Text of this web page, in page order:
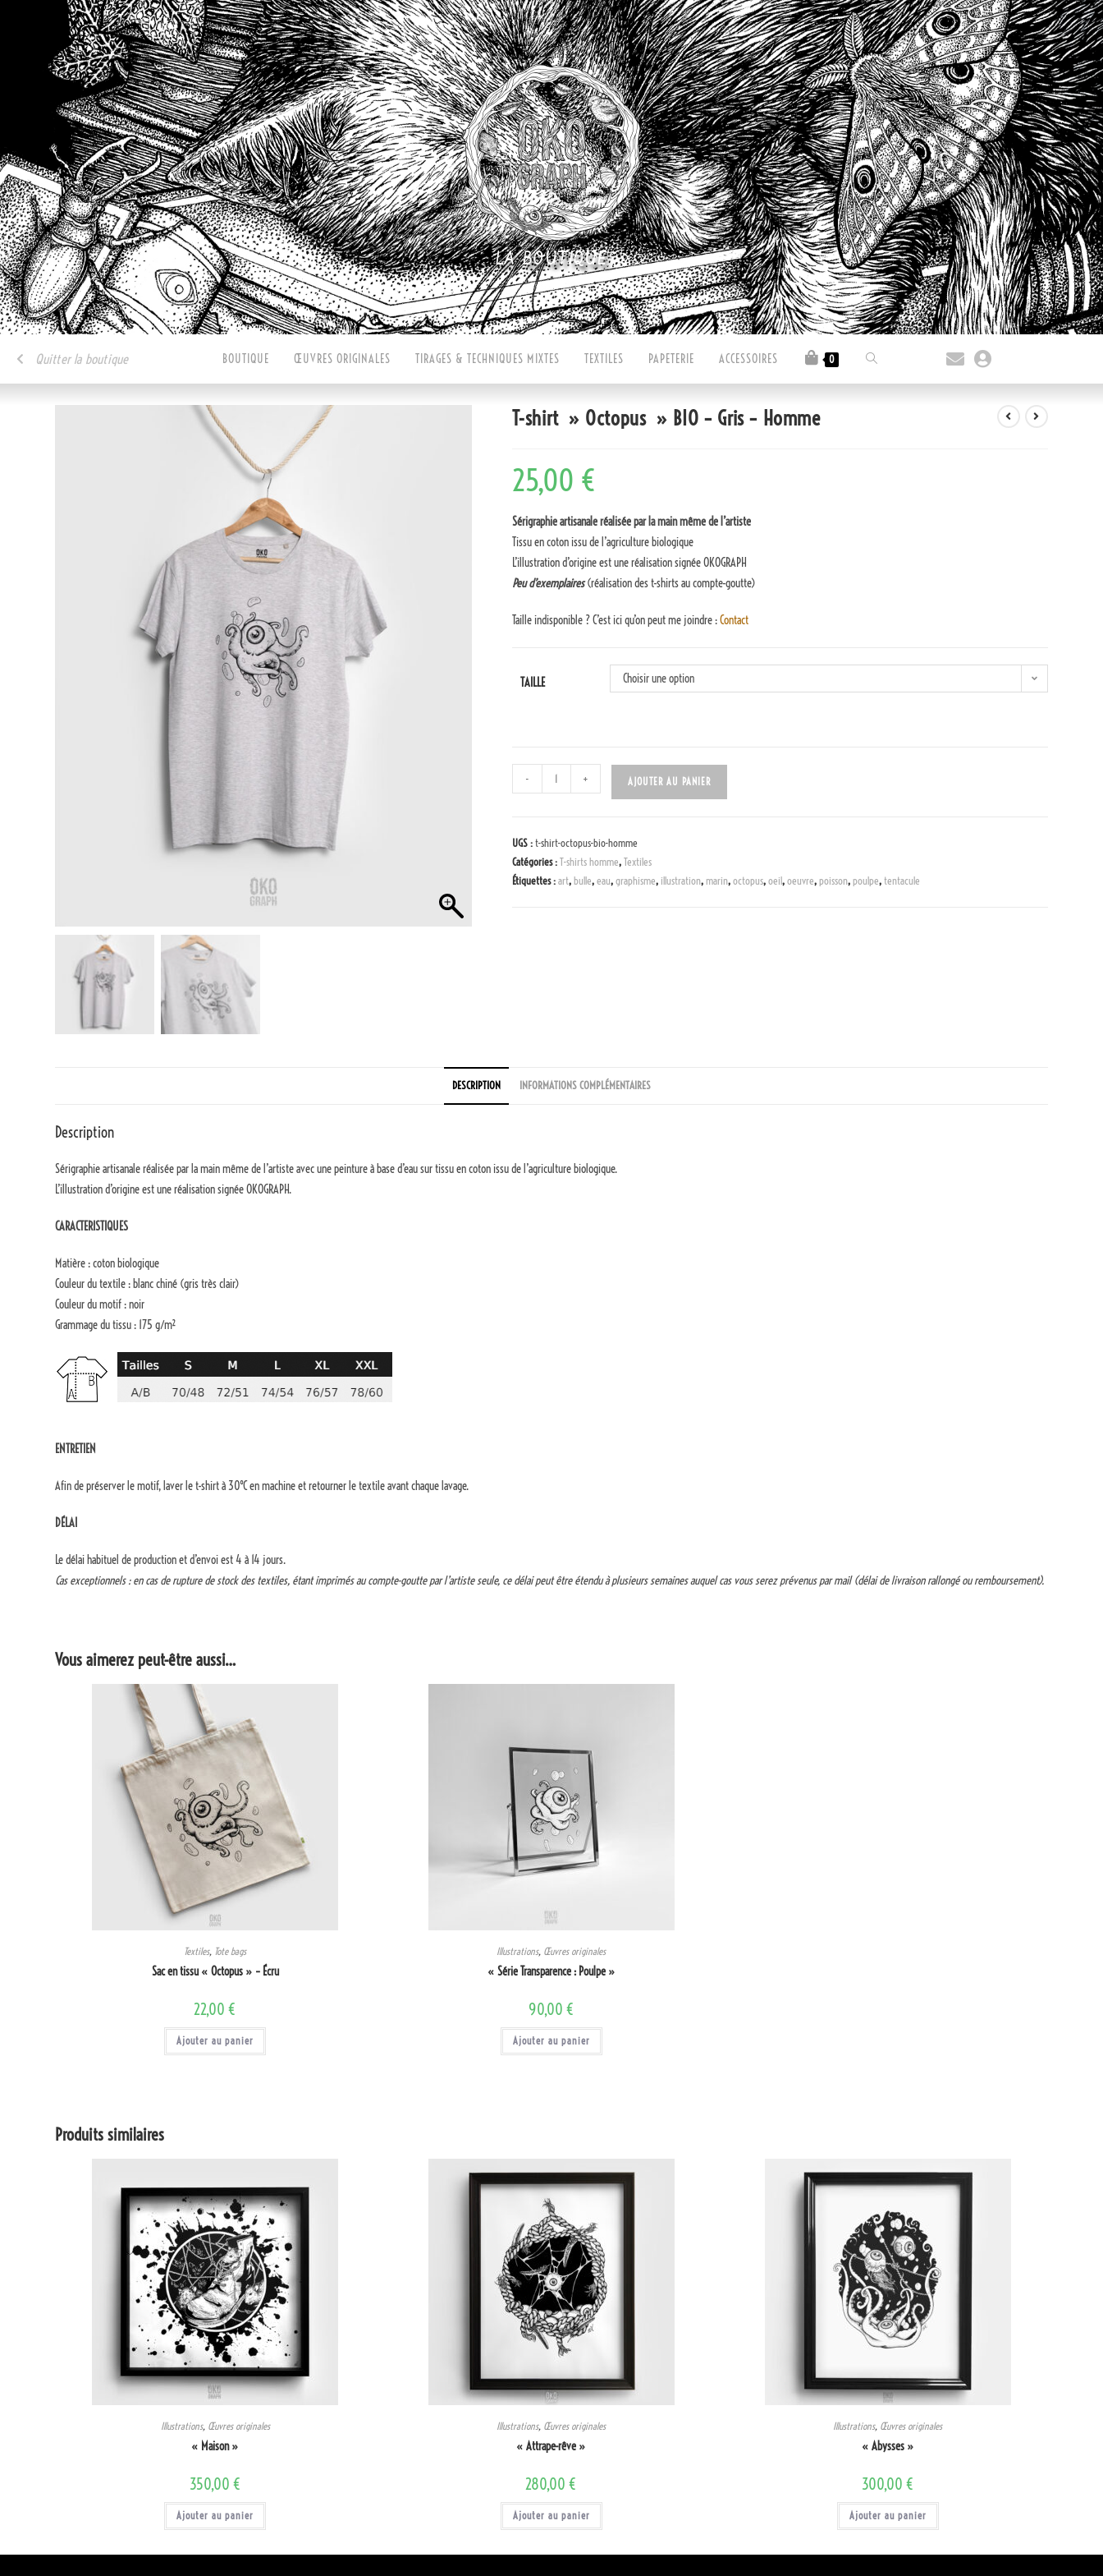
LA BOUTIQUE
Quitter la boutique BOUTIQUE ŒUVRES ORIGINALES TIRAGES & TECHNIQUES MIXTES TEXTILES PAPETERIE ACCESSOIRES 0
T-shirt » Octopus » BIO – Gris – Homme
25,00 €
Sérigraphie artisanale réalisée par la main même de l’artiste
Tissu en coton issu de l’agriculture biologique
L’illustration d’origine est une réalisation signée OKOGRAPH
Peu d’exemplaires(réalisation des t-shirts au compte-goutte)
Taille indisponible ? C’est ici qu’on peut me joindre :Contact
TAILLE Choisir une option
- + AJOUTER AU PANIER
UGS :t-shirt-octopus-bio-homme
Catégories :T-shirts homme,Textiles
Étiquettes :art,bulle,eau,graphisme, illustration, marin,octopus,oeil,oeuvre,poisson,poulpe,tentacule
DESCRIPTION INFORMATIONS COMPLÉMENTAIRES
Description
Sérigraphie artisanale réalisée par la main même de l’artiste avec une peinture à base d’eau sur tissu en coton issu de l’agriculture biologique.
L’illustration d’origine est une réalisation signée OKOGRAPH.
CARACTERISTIQUES
Matière : coton biologique
Couleur du textile : blanc chiné (gris très clair)
Couleur du motif : noir
Grammage du tissu : 175 g/m²
ENTRETIEN
Afin de préserver le motif, laver le t-shirt à 30°C en machine et retourner le textile avant chaque lavage.
DÉLAI
Le délai habituel de production et d’envoi est 4 à 14 jours.
Cas exceptionnels : en cas de rupture de stock des textiles, étant imprimés au compte-goutte par l’artiste seule, ce délai peut être étendu à plusieurs semaines auquel cas vous serez prévenus par mail (délai de livraison rallongé ou remboursement).
Vous aimerez peut-être aussi…
Textiles, Tote bags
Sac en tissu « Octopus » – Écru
22,00€
Ajouter au panier
Illustrations, Œuvres originales
« Série Transparence : Poulpe »
90,00 €
Ajouter au panier
Produits similaires
Illustrations, Œuvres originales
« Maison »
350,00 €
Ajouter au panier
Illustrations, Œuvres originales
« Attrape-rêve »
280,00€
Ajouter au panier
Illustrations, Œuvres originales
« Abysses »
300,00 €
Ajouter au panier